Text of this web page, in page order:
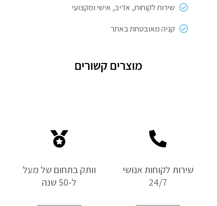
שירות לקוחות, אדיב, אישי ומקצועי
קניה מאובטחת באתר
מוצרים קשורים
שירות לקוחות אנושי
24/7
וותק בתחום של מעל
ל-50 שנה